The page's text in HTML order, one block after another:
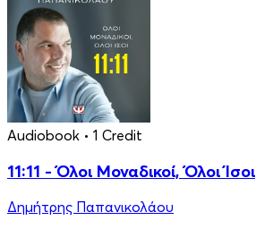
Audiobook • 1 Credit
11:11 - Όλοι Μοναδικοί, Όλοι Ίσοι
Δημήτρης Παπανικολάου